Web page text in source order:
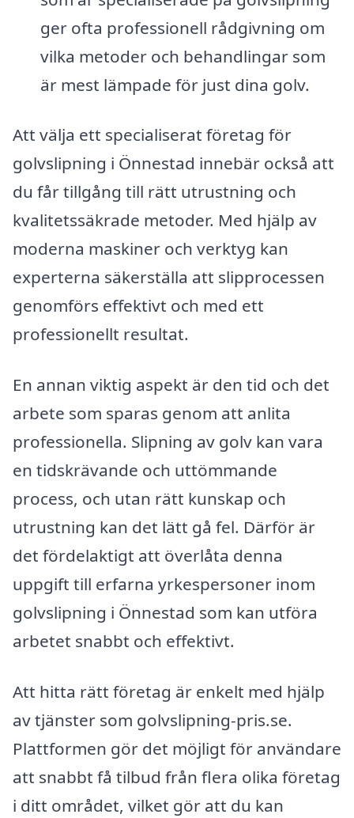
ger ofta professionell rådgivning om
vilka metoder och behandlingar som
är mest lämpade för just dina golv.
Att välja ett specialiserat företag för
golvslipning i Önnestad innebär också att
du får tillgång till rätt utrustning och
kvalitetssäkrade metoder. Med hjälp av
moderna maskiner och verktyg kan
experterna säkerställa att slipprocessen
genomförs effektivt och med ett
professionellt resultat.
En annan viktig aspekt är den tid och det
arbete som sparas genom att anlita
professionella. Slipning av golv kan vara
en tidskrävande och uttömmande
process, och utan rätt kunskap och
utrustning kan det lätt gå fel. Därför är
det fördelaktigt att överlåta denna
uppgift till erfarna yrkespersoner inom
golvslipning i Önnestad som kan utföra
arbetet snabbt och effektivt.
Att hitta rätt företag är enkelt med hjälp
av tjänster som golvslipning-pris.se.
Plattformen gör det möjligt för användare
att snabbt få tilbud från flera olika företag
i ditt området, vilket gör att du kan